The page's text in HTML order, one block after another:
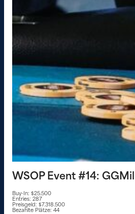
WSOP Event #14:
Buy-In: $25.500
Entries: 287
Preisgeld: $7.318.500
Bezahlte Plätze: 44